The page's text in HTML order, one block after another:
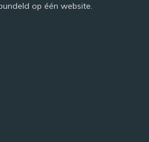
op één website.